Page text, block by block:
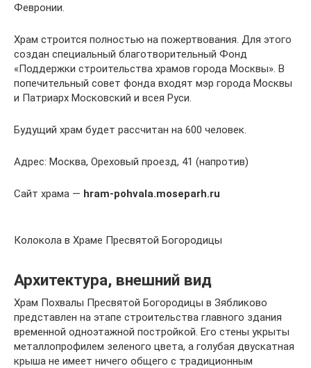
Февронии.
Храм строится полностью на пожертвования. Для этого
создан специальный благотворительный Фонд
«Поддержки строительства храмов города Москвы». В
попечительный совет фонда входят мэр города Москвы
и Патриарх Московский и всея Руси.
Будущий храм будет рассчитан на 600 человек.
Адрес: Москва, Ореховый проезд, 41 (напротив)
Сайт храма — hram-pohvala.moseparh.ru
Колокола в Храме Пресвятой Богородицы
Архитектура, внешний вид
Храм Похвалы Пресвятой Богородицы в Зябликово
представлен на этапе строительства главного здания
временной одноэтажной постройкой. Его стены укрыты
металлопрофилем зеленого цвета, а голубая двускатная
крыша не имеет ничего общего с традиционным